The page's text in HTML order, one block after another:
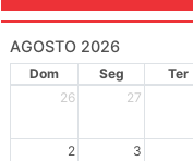
AGOSTO 2026
Dom Seg Ter
26
27
2 3